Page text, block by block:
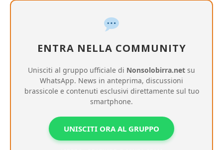
ENTRA NELLA COMMUNITY
Unisciti al gruppo ufficiale di Nonsolobirra.net su
WhatsApp. News in anteprima, discussioni
brassicole e contenuti esclusivi direttamente sul tuo
smartphone.
UNISCITI ORA AL GRUPPO